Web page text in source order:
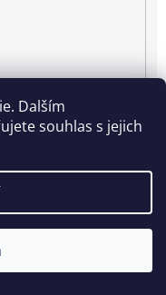
Dalším
souhlas s jejich